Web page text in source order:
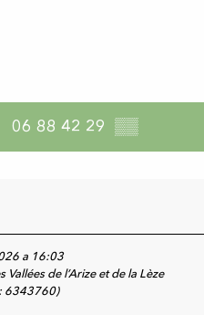
06 88 42 29 ▒▒
a 16:03
de l’Arize et de la Lèze
6343760)